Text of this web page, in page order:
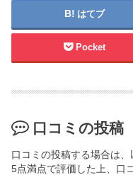
はてブ
Pocket
口コミの投稿
口コミの投稿する場合は
5点満点で評価した上、口